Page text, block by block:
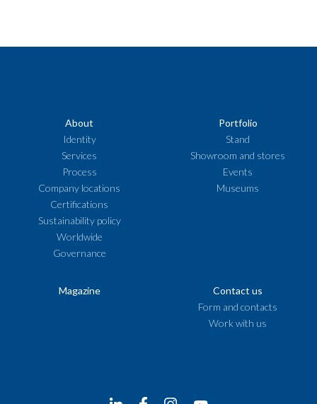
About
Identity
Services
Process
Company locations
Certifications
Sustainability policy
Worldwide
Governance
Portfolio
Stand
Showroom and stores
Events
Museums
Magazine
Contact us
Form and contacts
Work with us